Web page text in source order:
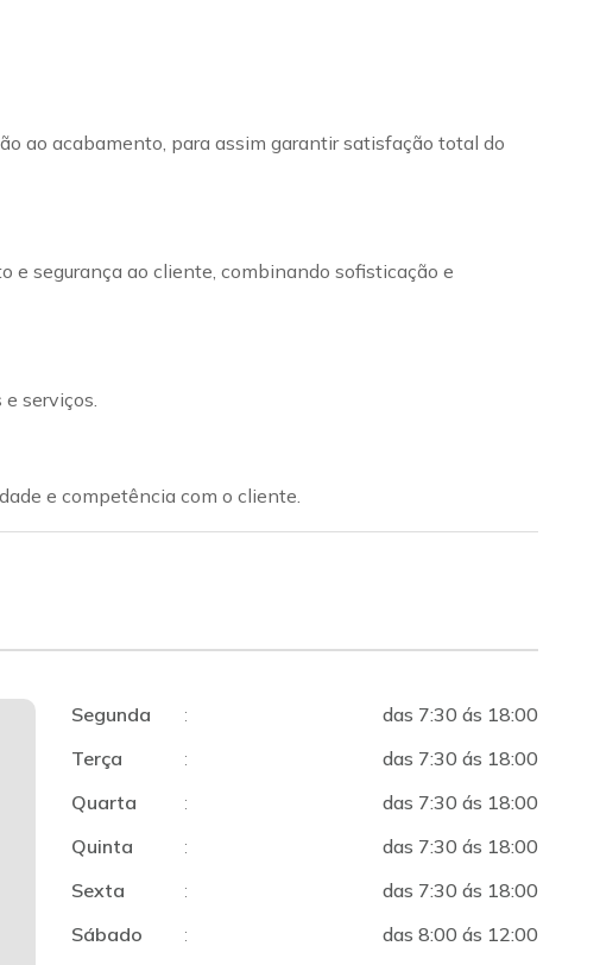
ao acabamento, para assim garantir satisfação total do
e segurança ao cliente, combinando sofisticação e
serviços.
e competência com o cliente.
Segunda :
das 7:30 ás 18:00
Terça
:
das 7:30 ás 18:00
Quarta
:
das 7:30 ás 18:00
Quinta
:
das 7:30 ás 18:00
Sexta
:
das 7:30 ás 18:00
Sábado
:
das 8:00 ás 12:00